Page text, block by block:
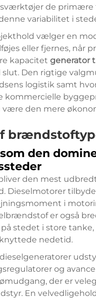
de primære
variabilitet i
vælger en
eller fjernes, når
kapacitet generator
slut. Den rigtige
logistik samt
kommercielle
være den mere
den
den mest
Dieselmotorer
i
er også
stedet i store
nedetid.
og
der er
En